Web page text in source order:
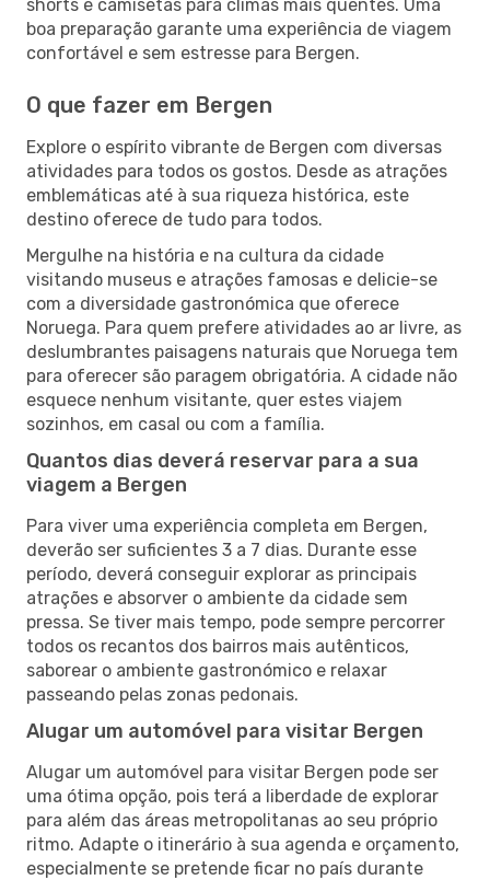
shorts e camisetas para climas mais quentes. Uma
boa preparação garante uma experiência de viagem
confortável e sem estresse para Bergen.
O que fazer em Bergen
Explore o espírito vibrante de Bergen com diversas
atividades para todos os gostos. Desde as atrações
emblemáticas até à sua riqueza histórica, este
destino oferece de tudo para todos.
Mergulhe na história e na cultura da cidade
visitando museus e atrações famosas e delicie-se
com a diversidade gastronómica que oferece
Noruega. Para quem prefere atividades ao ar livre, as
deslumbrantes paisagens naturais que Noruega tem
para oferecer são paragem obrigatória. A cidade não
esquece nenhum visitante, quer estes viajem
sozinhos, em casal ou com a família.
Quantos dias deverá reservar para a sua
viagem a Bergen
Para viver uma experiência completa em Bergen,
deverão ser suficientes 3 a 7 dias. Durante esse
período, deverá conseguir explorar as principais
atrações e absorver o ambiente da cidade sem
pressa. Se tiver mais tempo, pode sempre percorrer
todos os recantos dos bairros mais autênticos,
saborear o ambiente gastronómico e relaxar
passeando pelas zonas pedonais.
Alugar um automóvel para visitar Bergen
Alugar um automóvel para visitar Bergen pode ser
uma ótima opção, pois terá a liberdade de explorar
para além das áreas metropolitanas ao seu próprio
ritmo. Adapte o itinerário à sua agenda e orçamento,
especialmente se pretende ficar no país durante